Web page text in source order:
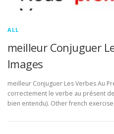
ALL
meilleur Conjuguer
Images
meilleur Conjuguer Les Verbes Au
correctement le verbe au présent
bien entendu). Other french